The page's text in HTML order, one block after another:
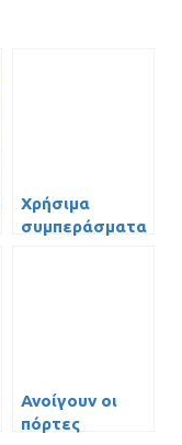
Χρήσιμα
συμπεράσματα
Ανοίγουν οι
πόρτες